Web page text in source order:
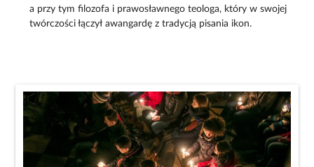
a przy tym filozofa i prawosławnego teologa, który w swojej
twórczości łączył awangardę z tradycją pisania ikon.